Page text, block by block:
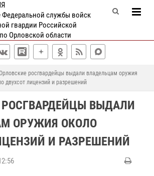
Федеральной службы войск
гвардии Российской
Орловской области
росгвардейцы выдали владельцам оружия
двухсот лицензий и разрешений
РОСГВАРДЕЙЦЫ ВЫДАЛИ
ОРУЖИЯ ОКОЛО
И РАЗРЕШЕНИЙ